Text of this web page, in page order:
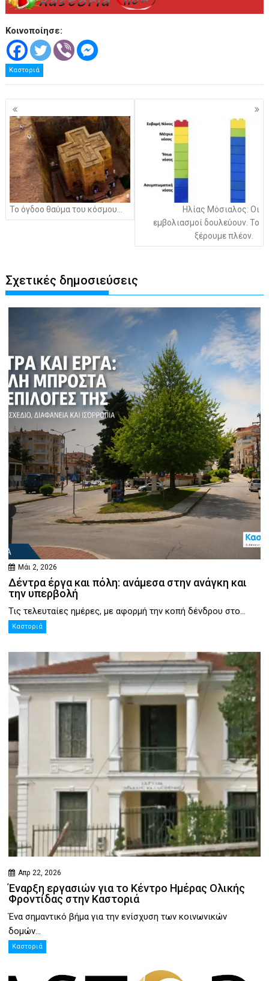
Κοινοποίησε:
Καστοριά
Πλοήγηση
άρθρων
Το όγδοο θαύμα του κόσμου…
Ηλίας Μόσιαλος: Οι
εμβολιασμοί δουλεύουν. Το
ξέρουμε πλέον.
Σχετικές δημοσιεύσεις
Μάι 2, 2026
Δέντρα έργα και πόλη: ανάμεσα στην ανάγκη και
την υπερβολή
Τις τελευταίες ημέρες, με αφορμή την κοπή δένδρου στο...
Καστοριά
Απρ 22, 2026
Έναρξη εργασιών για το Κέντρο Ημέρας Ολικής
Φροντίδας στην Καστοριά
Ένα σημαντικό βήμα για την ενίσχυση των κοινωνικών
δομών...
Καστοριά